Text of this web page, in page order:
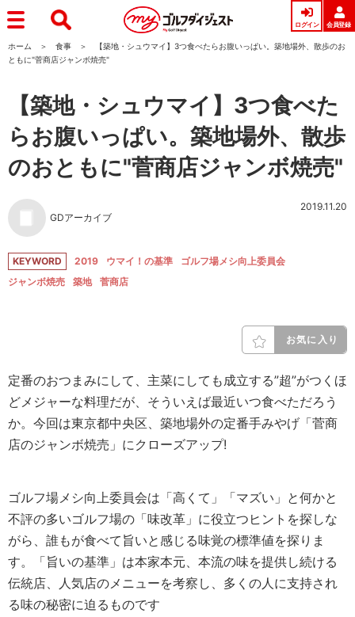
ログイン 会員登録
ホーム 食事
【築地・シュウマイ】3つ食べたらお腹いっぱい。築地場外、散歩のお
ともに"菅商店ジャンボ焼売"
【築地・シュウマイ】3つ食べた
らお腹いっぱい。築地場外、散歩
のおともに"菅商店ジャンボ焼売"
GDアーカイブ
2019.11.20
KEYWORD 2019 ウマイ！の基準
ゴルフ場メシ向上委員会
ジャンボ焼売
築地 菅商店
お気に入り
定番のおつまみにして、主菜にしても成立する”超”がつくほ
どメジャーな料理だが、そういえば最近いつ食べただろう
か。今回は東京都中央区、築地場外の定番手みやげ「菅商
店のジャンボ焼売」にクローズアップ!
ゴルフ場メシ向上委員会は「高くて」「マズい」と何かと
不評の多いゴルフ場の「味改革」に役立つヒントを探しな
がら、誰もが食べて旨いと感じる味覚の標準値を探りま
す。「旨いの基準」は本家本元、本流の味を提供し続ける
伝統店、人気店のメニューを考察し、多くの人に支持され
る味の秘密に迫るものです